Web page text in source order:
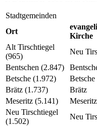
Stadtgemeinden
Ort
Kirche
Alt Tirschtiegel
(965)
Neu
Bentschen (2.847)
Betsche (1.972)
Betsche
Brätz (1.737)
Brätz
Meseritz (5.141)
Meseritz
Neu Tirschtiegel
(1.502)
Neu